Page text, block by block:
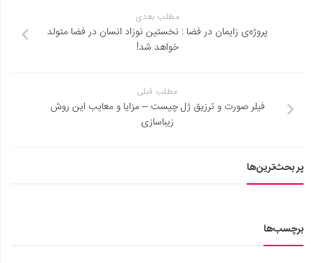
مطلب بعدی
پروژه‌ی زایمان در فضا : نخستین نوزاد انسان در فضا متولد
خواهد شد!
مطلب قبلی
فیلر صورت و ترزیق ژل چیست – مزایا و معایب این روش
زیباسازی
پر بحث‌ترین‌ها
برچسب‌ها